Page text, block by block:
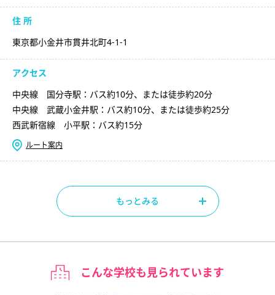
住 所
東京都小金井市貫井北町4-1-1
アクセス
中央線 国分寺駅：バス約10分、または徒歩約20分
中央線 武蔵小金井駅：バス約10分、または徒歩約25分
西武新宿線 小平駅：バス約15分
ルート案内
もっとみる
こんな学校も見られています